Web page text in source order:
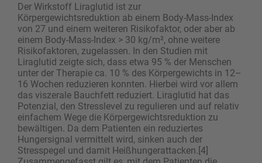
Der Wirkstoff Liraglutid ist zur
Körpergewichtsreduktion ab einem Body-Mass-Index
von 27 und einem weiteren Risikofaktor, oder aber ab
einem Body-Mass-Index > 30 kg/m², ohne weitere
Risikofaktoren, zugelassen. In den Studien mit
Liraglutid zeigte sich, dass etwa 95 % der Menschen
unter der Therapie ca. 10 % des Körpergewichts in 12–
16 Wochen reduzieren konnten. Hierbei wird vor allem
das viszerale Bauchfett reduziert. Liraglutid hat das
Potenzial, den Stresslevel zu regulieren und auf relativ
einfachem Wege die Körpergewichtsreduktion zu
bewältigen. Da dem Patienten ein reduziertes
Hungersignal vermittelt wird, sinken auch der
Stresspegel und damit Heißhungerattacken.[4]